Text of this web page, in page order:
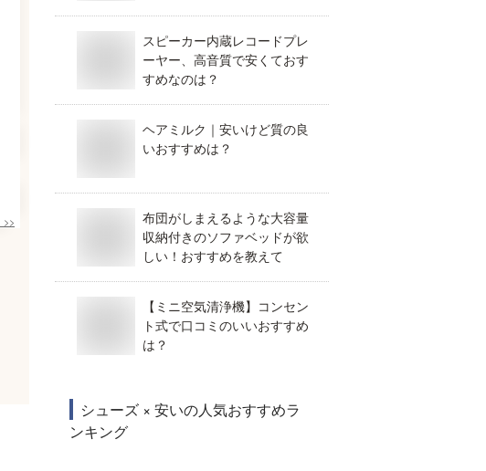
>>
スピーカー内蔵レコードプレ
ーヤー、高音質で安くておす
すめなのは？
ヘアミルク｜安いけど質の良
いおすすめは？
布団がしまえるような大容量
収納付きのソファベッドが欲
しい！おすすめを教えて
【ミニ空気清浄機】コンセン
ト式で口コミのいいおすすめ
は？
シューズ × 安いの人気おすすめラ
ンキング